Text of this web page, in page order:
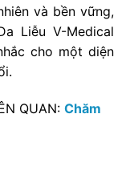
và bền vững,
Liễu V-Medical
cho một diện
QUAN: Chăm